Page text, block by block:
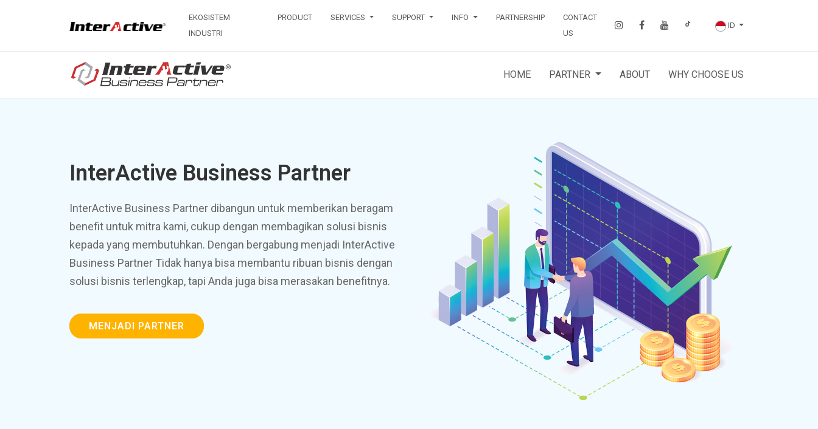
EKOSISTEM
INDUSTRI
PRODUCT SERVICES SUPPORT INFO PARTNERSHIP
CONTACT
US
ID
HOME PARTNER ABOUT WHY CHOOSE US
InterActive Business Partner
InterActive Business Partner dibangun untuk memberikan beragam
benefit untuk mitra kami, cukup dengan membagikan solusi bisnis
kepada yang membutuhkan. Dengan bergabung menjadi InterActive
Business Partner Tidak hanya bisa membantu ribuan bisnis dengan
solusi bisnis terlengkap, tapi Anda juga bisa merasakan benefitnya.
MENJADI PARTNER